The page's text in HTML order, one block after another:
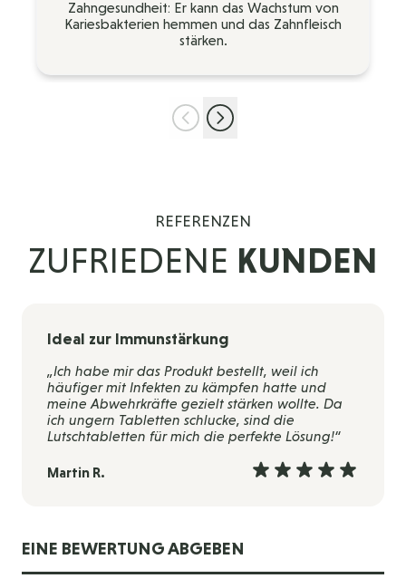
Zahngesundheit: Er kann das Wachstum von
Kariesbakterien hemmen und das Zahnfleisch
stärken.
REFERENZEN
ZUFRIEDENE KUNDEN
Ideal zur Immunstärkung
„Ich habe mir das Produkt bestellt, weil ich
häufiger mit Infekten zu kämpfen hatte und
meine Abwehrkräfte gezielt stärken wollte. Da
ich ungern Tabletten schlucke, sind die
Lutschtabletten für mich die perfekte Lösung!“
Martin R.
EINE BEWERTUNG ABGEBEN